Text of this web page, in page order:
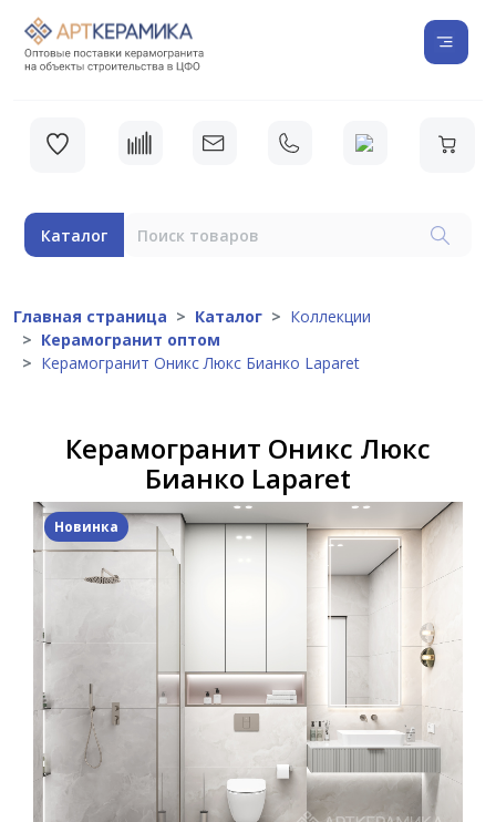
Каталог
Главная страница Каталог
Коллекции
Керамогранит оптом
Керамогранит Оникс Люкс Бианко Laparet
Керамогранит Оникс Люкс
Бианко Laparet
Новинка